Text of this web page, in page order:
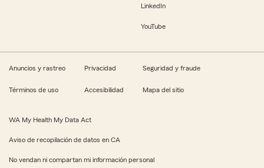
LinkedIn
YouTube
Anuncios y rastreo Privacidad Seguridad y fraude
Términos de uso Accesibilidad Mapa del sitio
WA My Health My Data Act
Aviso de recopilación de datos en CA
No vendan ni compartan mi información personal